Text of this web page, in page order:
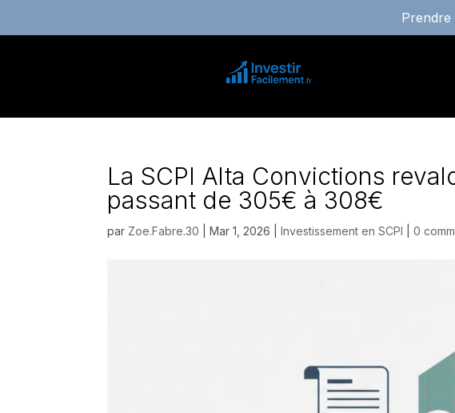
Prendre
La SCPI Alta Convictions
passant de 305€ à 308€
par Zoe.Fabre.30 |Mar 1, 2026 |Investissement en SCPI |0